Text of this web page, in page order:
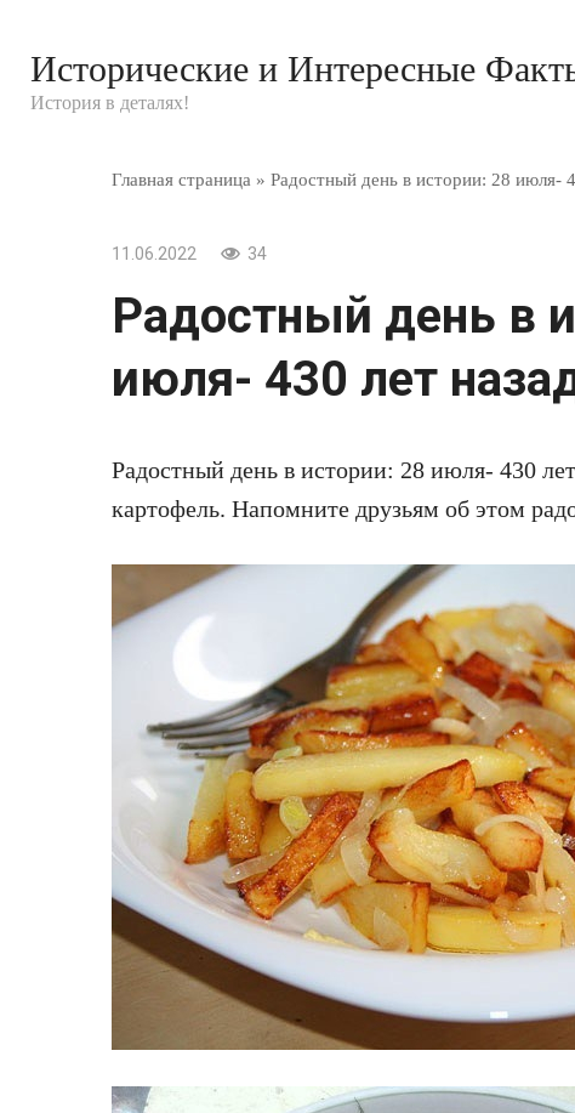
контенту
Исторические и Интересные
История в деталях!
Главная страница » Радостный день в истории: 28 июля-
11.06.2022 34
Радостный день в
июля- 430 лет
Радостный день в истории: 28 июля- 430
картофель. Напомните друзьям об этом